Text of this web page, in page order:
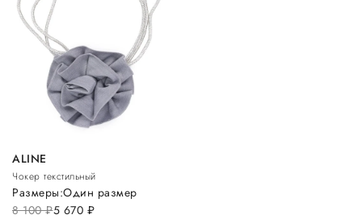
ALINE
Чокер текстильный
8 100руб.5 670 руб.
Размеры:Один размер